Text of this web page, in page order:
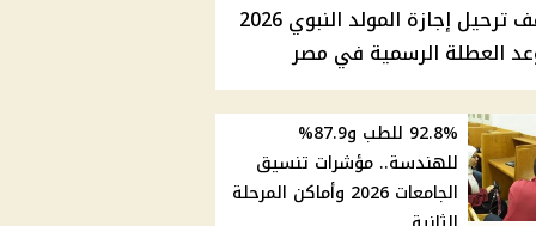
موقف ترحيل إجازة المولد النبوي 2026
العطلة الرسمية في مصر
92.8% للطب و87.9%
للهندسة.. مؤشرات تنسيق
الجامعات 2026 وأماكن المرحلة